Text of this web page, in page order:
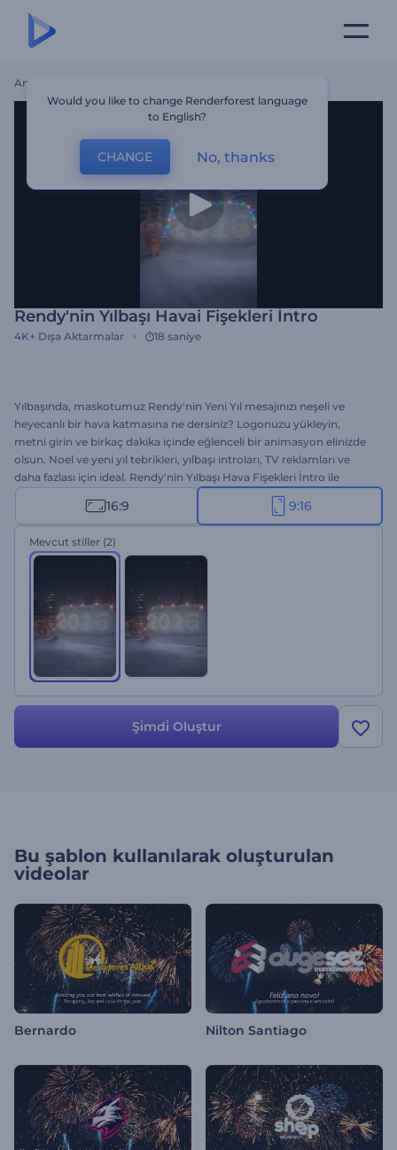
Ana Sayfa
Rendy'nin Yılbaşı Havai Fişekleri İntro
4K+ Dışa Aktarmalar 18 saniye
Yılbaşında, maskotumuz Rendy'nin Yeni Yıl mesajınızı neşeli ve
heyecanlı bir hava katmasına ne dersiniz? Logonuzu yükleyin,
metni girin ve birkaç dakika içinde eğlenceli bir animasyon elinizde
olsun. Noel ve yeni yıl tebrikleri, yılbaşı introları, TV reklamları ve
daha fazlası için ideal. Rendy'nin Yılbaşı Hava Fişekleri İntro ile
tebrikleriniz daha özel olsun. Hemen deneyin!
16:9 9:16
Mevcut stiller (2)
Şi̇mdi̇ Oluştur
Bu şablon kullanılarak oluşturulan
videolar
Bernardo Nilton Santiago
Would you like to change Renderforest language
to English?
CHANGE No, thanks